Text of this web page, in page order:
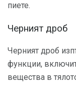
пиете.
Черният дроб
Черният дроб
функции,
вещества в